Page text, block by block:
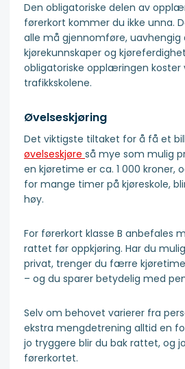
Den obligatoriske delen av
førerkort kommer du ikke unna.
alle må gjennomføre, uavhengig
kjørekunnskaper og
obligatoriske opplæringen koster
trafikkskolene.
Øvelseskjøring
Det viktigste tiltaket for å få et
øvelseskjøre så mye som mulig
en kjøretime er ca. 1 000 kroner,
for mange timer på kjøreskole,
høy.
For førerkort klasse B anbefales
rattet før oppkjøring. Har du
privat, trenger du færre
– og du sparer betydelig med
Selv om behovet varierer fra
ekstra mengdetrening alltid en
jo tryggere blir du bak rattet, og
førerkortet.